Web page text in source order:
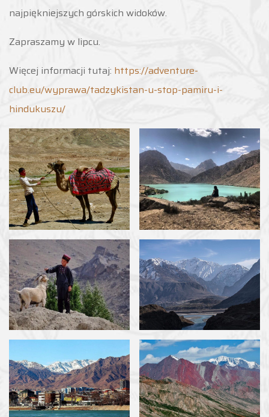
najpiękniejszych górskich widoków.
Zapraszamy w lipcu.
Więcej informacji tutaj: https://adventure-
club.eu/wyprawa/tadzykistan-u-stop-pamiru-i-
hindukuszu/